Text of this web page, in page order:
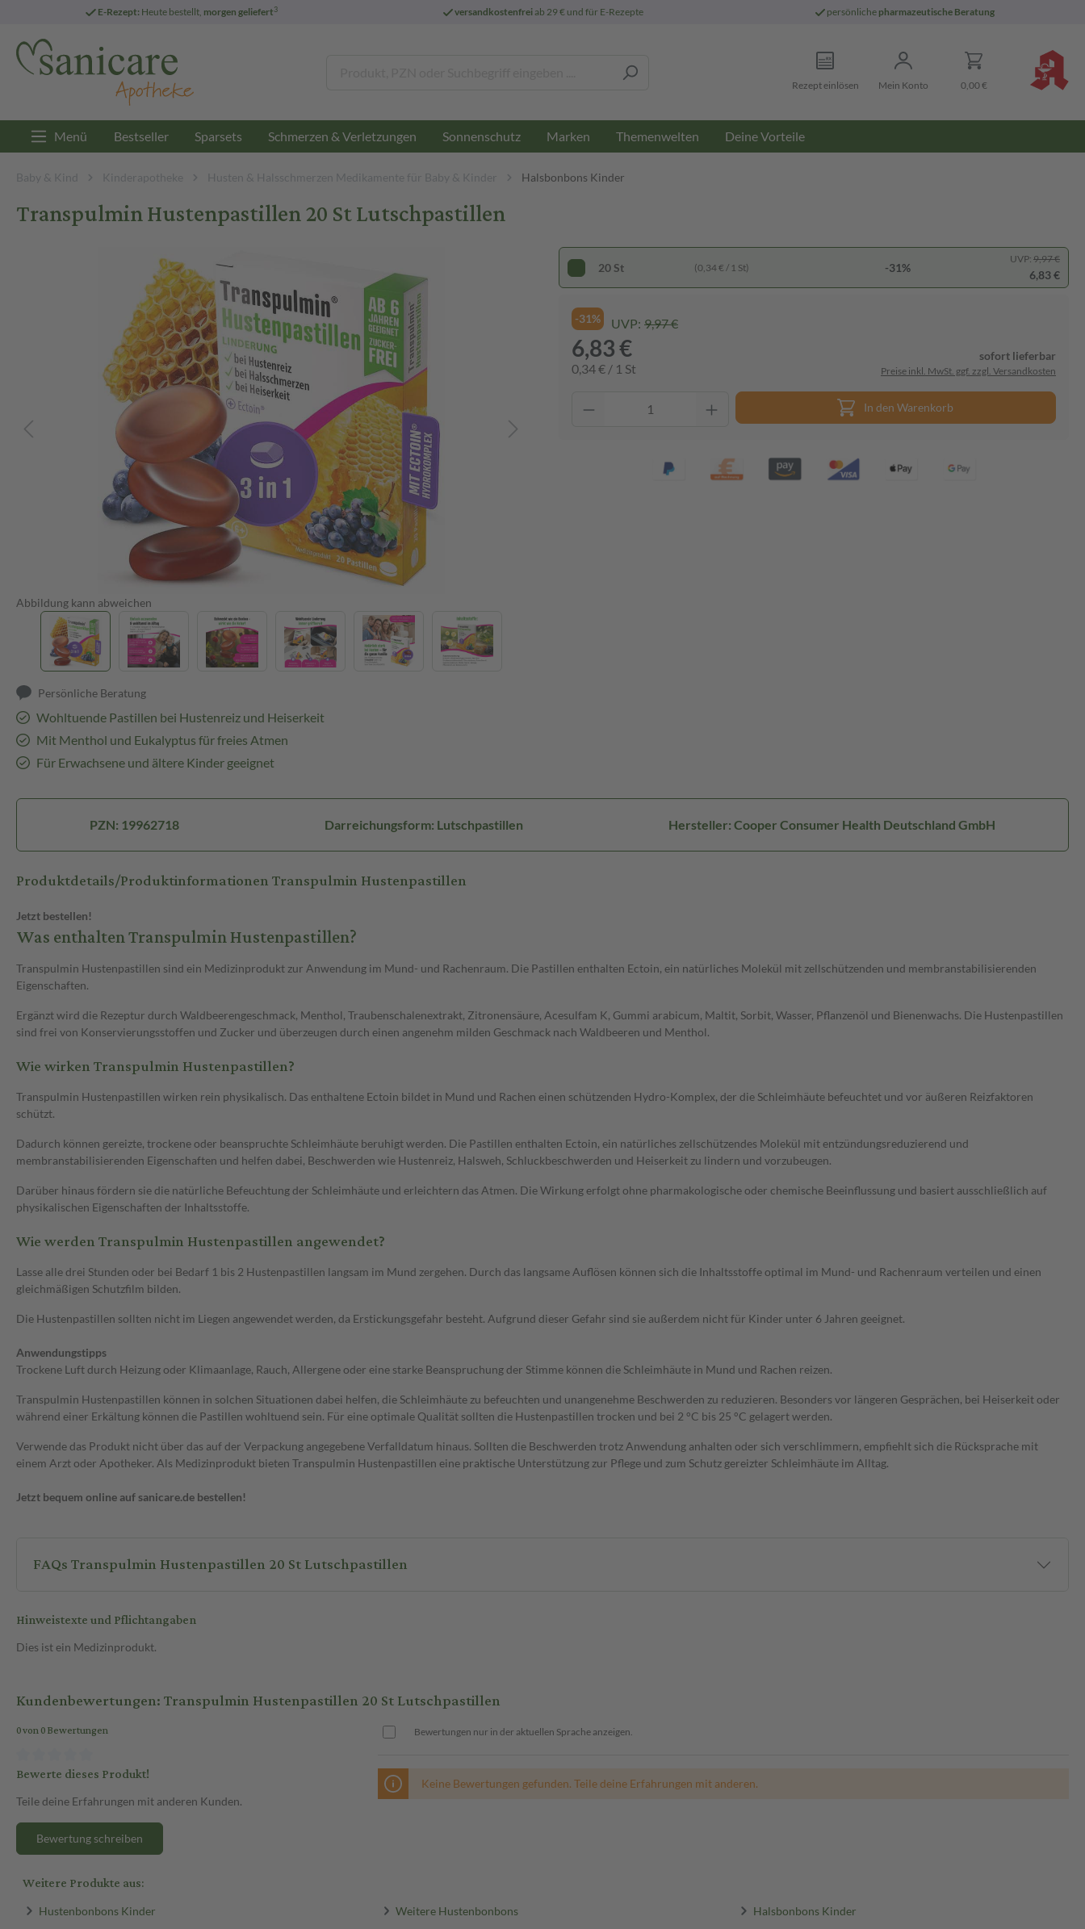
E-Rezept: Heute bestellt, morgen geliefert3 versandkostenfreiab 29 € und für E-Rezepte persönliche pharmazeutische Beratung
Rezept einlösen Mein Konto 0,00 €
Menü Bestseller Sparsets Schmerzen & Verletzungen Sonnenschutz Marken Themenwelten Deine Vorteile
Baby & Kind Kinderapotheke Husten & Halsschmerzen Medikamente für Baby & Kinder Halsbonbons Kinder
Transpulmin Hustenpastillen 20 St Lutschpastillen
Abbildung kann abweichen
Persönliche Beratung
Wohltuende Pastillen bei Hustenreiz und Heiserkeit
Mit Menthol und Eukalyptus für freies Atmen
Für Erwachsene und ältere Kinder geeignet
20 St (0,34 € / 1 St) -31%
UVP: 9,97 €
6,83 €
-31% UVP: 9,97 €
6,83 €
0,34 € / 1 St
sofort lieferbar
Preise inkl. MwSt. ggf. zzgl. Versandkosten
In den Warenkorb
PZN: 19962718 Darreichungsform: Lutschpastillen Hersteller: Cooper Consumer Health Deutschland GmbH
Produktdetails/Produktinformationen Transpulmin Hustenpastillen
Jetzt bestellen!
Was enthalten Transpulmin Hustenpastillen?
Transpulmin Hustenpastillen sind ein Medizinprodukt zur Anwendung im Mund- und Rachenraum. Die Pastillen enthalten Ectoin, ein natürliches Molekül mit zellschützenden und membranstabilisierenden
Eigenschaften.
Ergänzt wird die Rezeptur durch Waldbeerengeschmack, Menthol, Traubenschalenextrakt, Zitronensäure, Acesulfam K, Gummi arabicum, Maltit, Sorbit, Wasser, Pflanzenöl und Bienenwachs. Die Hustenpastillen
sind frei von Konservierungsstoffen und Zucker und überzeugen durch einen angenehm milden Geschmack nach Waldbeeren und Menthol.
Wie wirken Transpulmin Hustenpastillen?
Transpulmin Hustenpastillen wirken rein physikalisch. Das enthaltene Ectoin bildet in Mund und Rachen einen schützenden Hydro-Komplex, der die Schleimhäute befeuchtet und vor äußeren Reizfaktoren
schützt.
Dadurch können gereizte, trockene oder beanspruchte Schleimhäute beruhigt werden. Die Pastillen enthalten Ectoin, ein natürliches zellschützendes Molekül mit entzündungsreduzierend und
membranstabilisierenden Eigenschaften und helfen dabei, Beschwerden wie Hustenreiz, Halsweh, Schluckbeschwerden und Heiserkeit zu lindern und vorzubeugen.
Darüber hinaus fördern sie die natürliche Befeuchtung der Schleimhäute und erleichtern das Atmen. Die Wirkung erfolgt ohne pharmakologische oder chemische Beeinflussung und basiert ausschließlich auf
physikalischen Eigenschaften der Inhaltsstoffe.
Wie werden Transpulmin Hustenpastillen angewendet?
Lasse alle drei Stunden oder bei Bedarf 1 bis 2 Hustenpastillen langsam im Mund zergehen. Durch das langsame Auflösen können sich die Inhaltsstoffe optimal im Mund- und Rachenraum verteilen und einen
gleichmäßigen Schutzfilm bilden.
Die Hustenpastillen sollten nicht im Liegen angewendet werden, da Erstickungsgefahr besteht. Aufgrund dieser Gefahr sind sie außerdem nicht für Kinder unter 6 Jahren geeignet.
Anwendungstipps
Trockene Luft durch Heizung oder Klimaanlage, Rauch, Allergene oder eine starke Beanspruchung der Stimme können die Schleimhäute in Mund und Rachen reizen.
Transpulmin Hustenpastillen können in solchen Situationen dabei helfen, die Schleimhäute zu befeuchten und unangenehme Beschwerden zu reduzieren. Besonders vor längeren Gesprächen, bei Heiserkeit oder
während einer Erkältung können die Pastillen wohltuend sein. Für eine optimale Qualität sollten die Hustenpastillen trocken und bei 2 °C bis 25 °C gelagert werden.
Verwende das Produkt nicht über das auf der Verpackung angegebene Verfalldatum hinaus. Sollten die Beschwerden trotz Anwendung anhalten oder sich verschlimmern, empfiehlt sich die Rücksprache mit
einem Arzt oder Apotheker. Als Medizinprodukt bieten Transpulmin Hustenpastillen eine praktische Unterstützung zur Pflege und zum Schutz gereizter Schleimhäute im Alltag.
Jetzt bequem online auf sanicare.de bestellen!
FAQs Transpulmin Hustenpastillen 20 St Lutschpastillen
Hinweistexte und Pflichtangaben
Dies ist ein Medizinprodukt.
Kundenbewertungen: Transpulmin Hustenpastillen 20 St Lutschpastillen
0 von 0 Bewertungen
Bewerte dieses Produkt!
Teile deine Erfahrungen mit anderen Kunden.
Bewertung schreiben
Bewertungen nur in der aktuellen Sprache anzeigen.
Keine Bewertungen gefunden. Teile deine Erfahrungen mit anderen.
Weitere Produkte aus:
Hustenbonbons Kinder Weitere Hustenbonbons Halsbonbons Kinder